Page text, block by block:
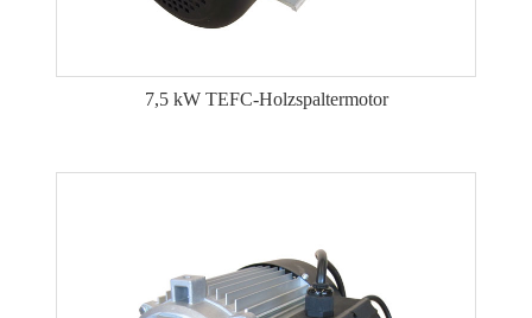
7,5 kW TEFC-Holzspaltermotor